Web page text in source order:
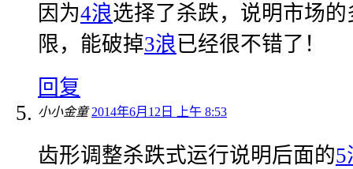
因为4浪选择了杀跌，说明市场
限，能破掉3浪已经很不错了！
回复
小小金童 2014年6月12日 上午 8:53
齿形调整杀跌式运行说明后面的5